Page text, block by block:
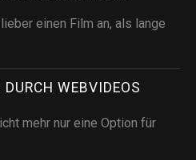
einen Film an, als lange
WEBVIDEOS
mehr nur eine Option für